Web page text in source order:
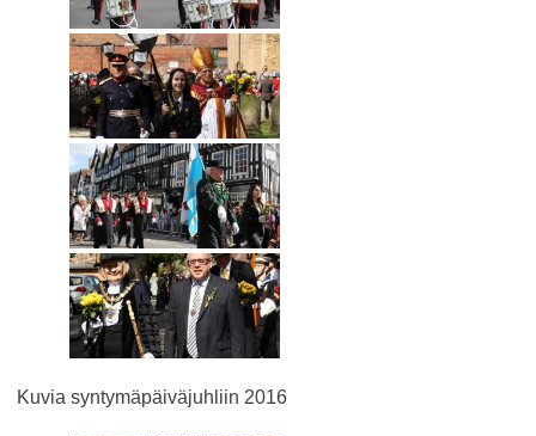
Kuvia syntymäpäiväjuhliin 2016